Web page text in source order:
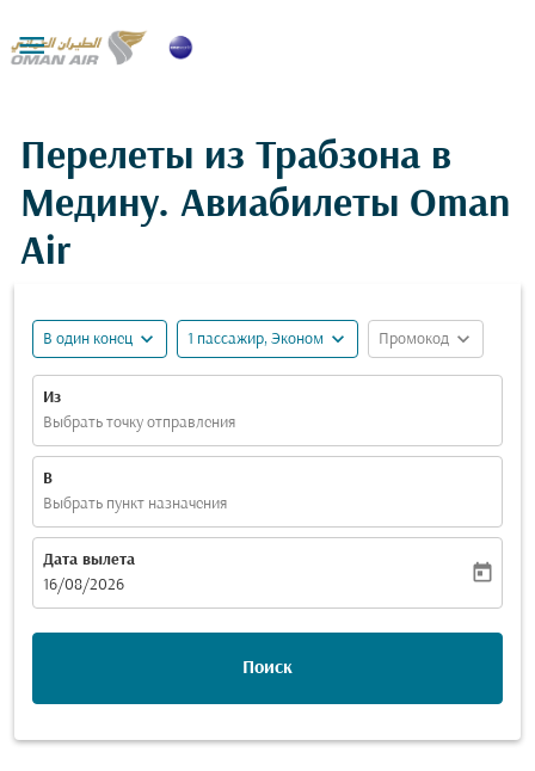

Перелеты из Трабзона в
Медину. Авиабилеты Oman
Air
В один конец expand_more 1 пассажир, Эконом expand_more Промокод expand_more
Из
Выбрать точку отправления
В
Выбрать пункт назначения
Дата вылета
fc-booking-departure-date-aria-label
16/08/2026
today
Поиск